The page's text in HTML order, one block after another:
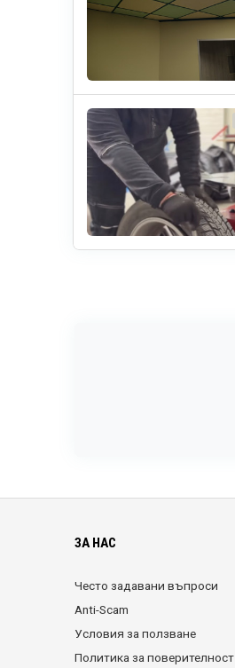
ЗА НАС
Често задавани въпроси
Anti-Scam
Условия за ползване
Политика за поверителност